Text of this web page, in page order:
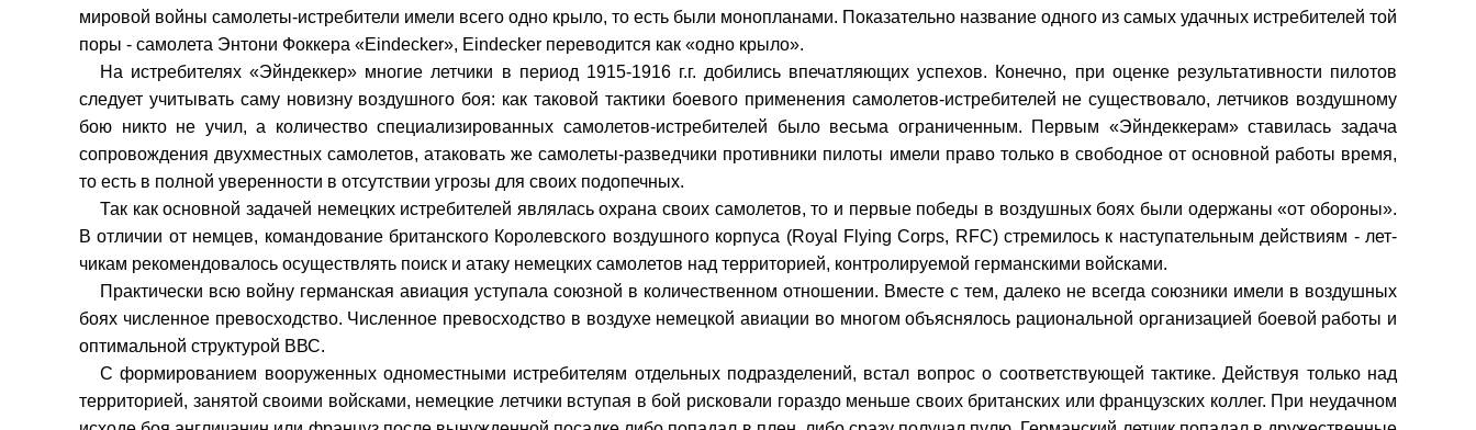
мировой войны самолеты-истребители имели всего одно крыло, то есть были монопланами. Показательно название одного из самых удачных истребителей той
поры - самолета Энтони Фоккера «Eindecker», Eindecker переводится как «одно крыло».
На истребителях «Эйндеккер» мно­гие летчики в период 1915-1916 г.г. доби­лись впечатляющих успехов. Конечно, при оценке результативности пилотов
следует учитывать саму новизну воздуш­ного боя: как таковой тактики боевого применения самолетов-истребителей не существовало, летчиков воздушному
бою никто не учил, а количество специализи­рованных самолетов-истребителей было весьма ограниченным. Первым «Эйндеккерам» ставилась задача
сопровождения двухместных самолетов, атаковать же самолеты-разведчики противники пило­ты имели право только в свободное от основной работы время,
то есть в полной уверенности в отсутствии угрозы для сво­их подопечных.
Так как основной задачей немецких истребителей являлась охрана своих са­молетов, то и первые победы в воздуш­ных боях были одержаны «от обороны».
В отличии от немцев, командование бри­танского Королевского воздушного кор­пуса (Royal Flying Corps, RFC) стреми­лось к наступательным действиям - лет­
чикам рекомендовалось осуществлять поиск и атаку немецких самолетов над территорией, контролируемой германс­кими войсками.
Практически всю войну германская авиация уступала союзной в количествен­ном отношении. Вместе с тем, далеко не всегда союзники имели в воздушных
боях численное превосходство. Численное превосходство в воздухе немецкой авиа­ции во многом объяснялось рациональ­ной организацией боевой работы и
оп­тимальной структурой ВВС.
С формированием вооруженных од­номестными истребителям отдельных подразделений, встал вопрос о соответ­ствующей тактике. Действуя только над
территорией, занятой своими войсками, немецкие летчики вступая в бой риско­вали гораздо меньше своих британских или французских коллег. При неудачном